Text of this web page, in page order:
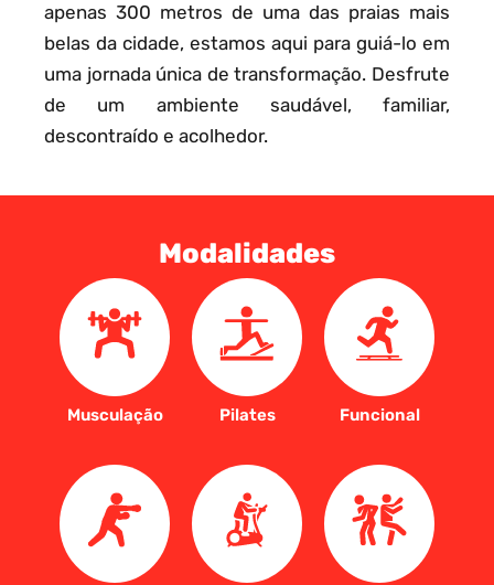
apenas 300 metros de uma das praias mais
belas da cidade, estamos aqui para guiá-lo em
uma jornada única de transformação. Desfrute
de um ambiente saudável, familiar,
descontraído e acolhedor.
Modalidades
Musculação Pilates Funcional